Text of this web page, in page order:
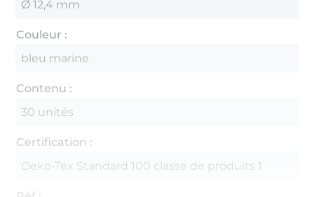
Ø 12,4 mm
Couleur :
bleu marine
Contenu :
30 unités
Certification :
Oeko-Tex Standard 100 classe de produits 1